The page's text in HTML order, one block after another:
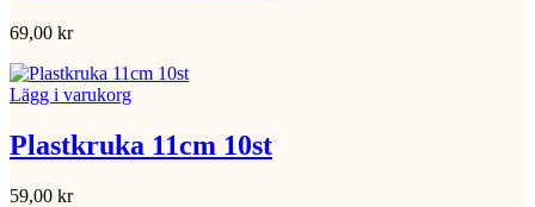
69,00 kr
Lägg i varukorg
Plastkruka 11cm 10st
59,00 kr